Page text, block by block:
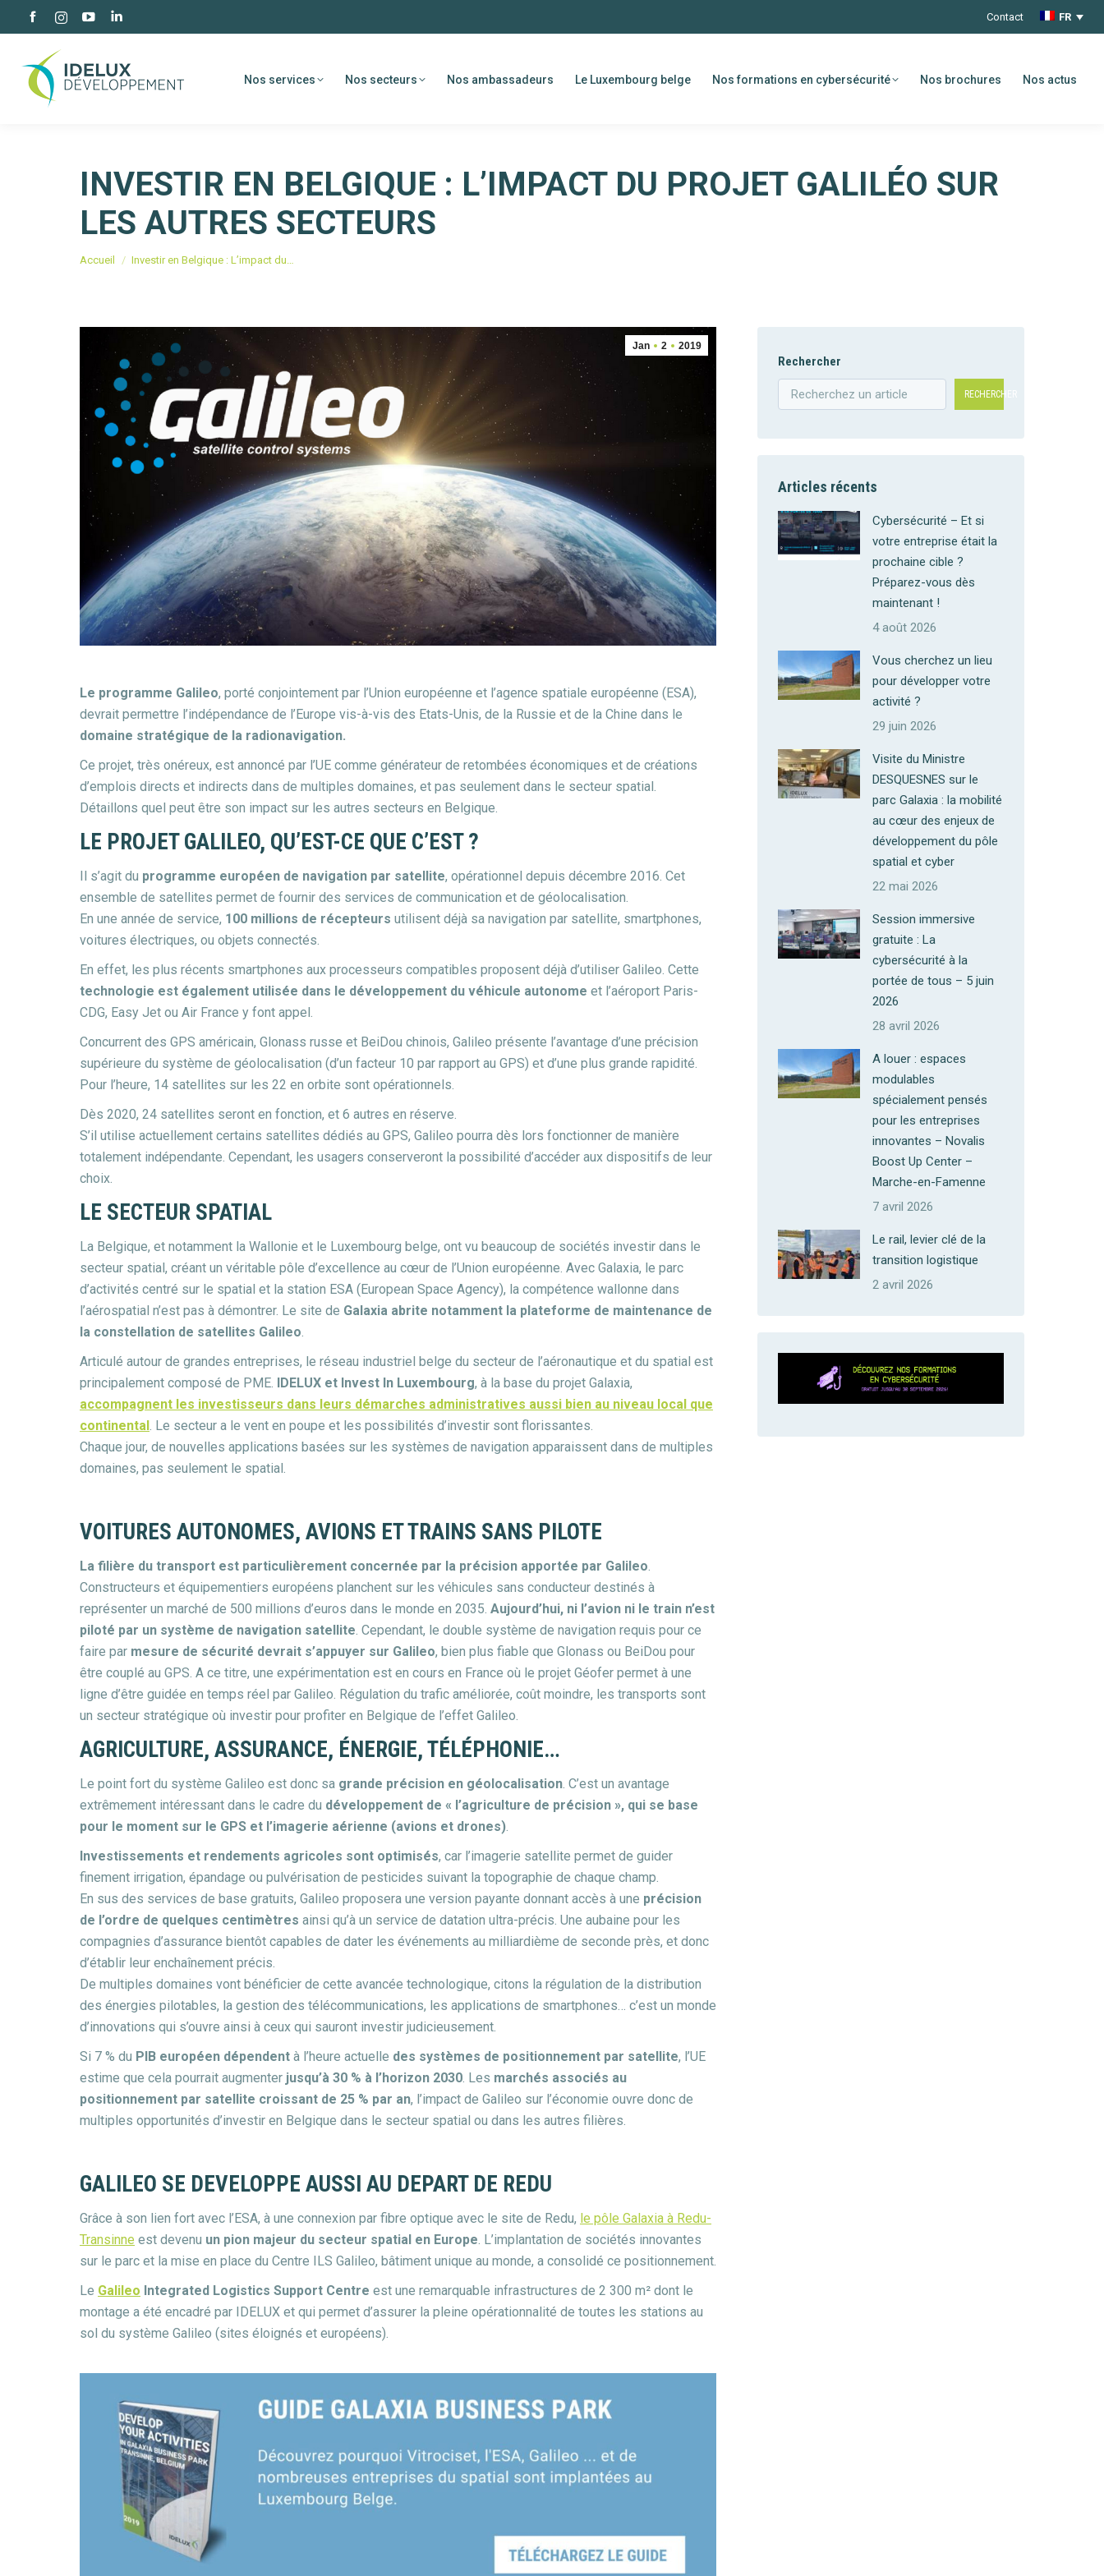
Facebook
page
opens
in
Instagram
page
opensopensopens
Contact FR
Nos services Nos secteurs Nos ambassadeurs Le Luxembourg belge Nos formations en cybersécurité Nos brochures Nos actus
INVESTIR EN BELGIQUE : L’IMPACT DU PROJET GALILÉO SUR
LES AUTRES SECTEURS
Vous êtes ici :
Accueil Investir en Belgique : L’impact du…
Jan 2 2019
Le programme Galileo, porté conjointement par l’Union européenne et l’agence spatiale européenne (ESA),
devrait permettre l’indépendance de l’Europe vis-à-vis des Etats-Unis, de la Russie et de la Chine dans le
domaine stratégique de la radionavigation.
Ce projet, très onéreux, est annoncé par l’UE comme générateur de retombées économiques et de créations
d’emplois directs et indirects dans de multiples domaines, et pas seulement dans le secteur spatial.
Détaillons quel peut être son impact sur les autres secteurs en Belgique.
LE PROJET GALILEO, QU’EST-CE QUE C’EST ?
Il s’agit du programme européen de navigation par satellite, opérationnel depuis décembre 2016. Cet
ensemble de satellites permet de fournir des services de communication et de géolocalisation.
En une année de service, 100 millions de récepteurs utilisent déjà sa navigation par satellite, smartphones,
voitures électriques, ou objets connectés.
En effet, les plus récents smartphones aux processeurs compatibles proposent déjà d’utiliser Galileo. Cette
technologie est également utilisée dans le développement du véhicule autonome et l’aéroport Paris-
CDG, Easy Jet ou Air France y font appel.
Concurrent des GPS américain, Glonass russe et BeiDou chinois, Galileo présente l’avantage d’une précision
supérieure du système de géolocalisation (d’un facteur 10 par rapport au GPS) et d’une plus grande rapidité.
Pour l’heure, 14 satellites sur les 22 en orbite sont opérationnels.
Dès 2020, 24 satellites seront en fonction, et 6 autres en réserve.
S’il utilise actuellement certains satellites dédiés au GPS, Galileo pourra dès lors fonctionner de manière
totalement indépendante. Cependant, les usagers conserveront la possibilité d’accéder aux dispositifs de leur
choix.
LE SECTEUR SPATIAL
La Belgique, et notamment la Wallonie et le Luxembourg belge, ont vu beaucoup de sociétés investir dans le
secteur spatial, créant un véritable pôle d’excellence au cœur de l’Union européenne. Avec Galaxia, le parc
d’activités centré sur le spatial et la station ESA (European Space Agency), la compétence wallonne dans
l’aérospatial n’est pas à démontrer. Le site de Galaxia abrite notamment la plateforme de maintenance de
la constellation de satellites Galileo
Articulé autour de grandes entreprises, le réseau industriel belge du secteur de l’aéronautique et du spatial est
principalement composé de PME. IDELUX et Invest In Luxembourg, à la base du projet Galaxia,
accompagnent les investisseurs dans leurs démarches administratives aussi bien au niveau local que
continental . Le secteur a le vent en poupe et les possibilités d’investir sont florissantes.
Chaque jour, de nouvelles applications basées sur les systèmes de navigation apparaissent dans de multiples
domaines, pas seulement le spatial.
VOITURES AUTONOMES, AVIONS ET TRAINS SANS PILOTE
La filière du transport est particulièrement concernée par la précision apportée par Galileo
Constructeurs et équipementiers européens planchent sur les véhicules sans conducteur destinés à
représenter un marché de 500 millions d’euros dans le monde en 2035. Aujourd’hui, ni l’avion ni le train n’est
piloté par un système de navigation satellite . Cependant, le double système de navigation requis pour ce
faire par mesure de sécurité devrait s’appuyer sur Galileo, bien plus fiable que Glonass ou BeiDou pour
être couplé au GPS. A ce titre, une expérimentation est en cours en France où le projet Géofer permet à une
ligne d’être guidée en temps réel par Galileo. Régulation du trafic améliorée, coût moindre, les transports sont
un secteur stratégique où investir pour profiter en Belgique de l’effet Galileo.
AGRICULTURE, ASSURANCE, ÉNERGIE, TÉLÉPHONIE…
Le point fort du système Galileo est donc sa grande précision en géolocalisation . C’est un avantage
extrêmement intéressant dans le cadre du développement de « l’agriculture de précision », qui se base
pour le moment sur le GPS et l’imagerie aérienne (avions et drones)
Investissements et rendements agricoles sont optimisés, car l’imagerie satellite permet de guider
finement irrigation, épandage ou pulvérisation de pesticides suivant la topographie de chaque champ.
En sus des services de base gratuits, Galileo proposera une version payante donnant accès à une précision
de l’ordre de quelques centimètres ainsi qu’à un service de datation ultra-précis. Une aubaine pour les
compagnies d’assurance bientôt capables de dater les événements au milliardième de seconde près, et donc
d’établir leur enchaînement précis.
De multiples domaines vont bénéficier de cette avancée technologique, citons la régulation de la distribution
des énergies pilotables, la gestion des télécommunications, les applications de smartphones… c’est un monde
d’innovations qui s’ouvre ainsi à ceux qui sauront investir judicieusement.
Si 7 % du PIB européen dépendent à l’heure actuelle des systèmes de positionnement par satellite, l’UE
estime que cela pourrait augmenter jusqu’à 30 % à l’horizon 2030 . Les marchés associés au
positionnement par satellite croissant de 25 % par an, l’impact de Galileo sur l’économie ouvre donc de
multiples opportunités d’investir en Belgique dans le secteur spatial ou dans les autres filières.
GALILEO SE DEVELOPPE AUSSI AU DEPART DE REDU
Grâce à son lien fort avec l’ESA, à une connexion par fibre optique avec le site de Redu, le pôle Galaxia à Redu-
Transinne est devenu un pion majeur du secteur spatial en Europe . L’implantation de sociétés innovantes
sur le parc et la mise en place du Centre ILS Galileo, bâtiment unique au monde, a consolidé ce positionnement.
Le Galileo Integrated Logistics Support Centre est une remarquable infrastructures de 2 300 m² dont le
montage a été encadré par IDELUX et qui permet d’assurer la pleine opérationnalité de toutes les stations au
sol du système Galileo (sites éloignés et européens).
Rechercher
RECHERCHER
Articles récents
Cybersécurité – Et si
votre entreprise était la
prochaine cible ?
Préparez-vous dès
maintenant !
4 août 2026
Vous cherchez un lieu
pour développer votre
activité ?
29 juin 2026
Visite du Ministre
DESQUESNES sur le
parc Galaxia : la mobilité
au cœur des enjeux de
développement du pôle
spatial et cyber
22 mai 2026
Session immersive
gratuite : La
cybersécurité à la
portée de tous – 5 juin
2026
28 avril 2026
A louer : espaces
modulables
spécialement pensés
pour les entreprises
innovantes – Novalis
Boost Up Center –
Marche-en-Famenne
7 avril 2026
Le rail, levier clé de la
transition logistique
2 avril 2026